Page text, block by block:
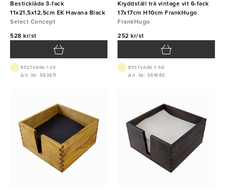
Besticklåda 3-fack
11x21,5x12,5cm EK Havana Black
Select Concept
528 kr/st
BEST.VARA 1-2V
Art. Nr: S93611
Kryddställ trä vintage vit 6-fack
17x17cm H10cm FrankHugo
FrankHugo
252 kr/st
BEST.VARA 3-5D
Art. Nr: S41640